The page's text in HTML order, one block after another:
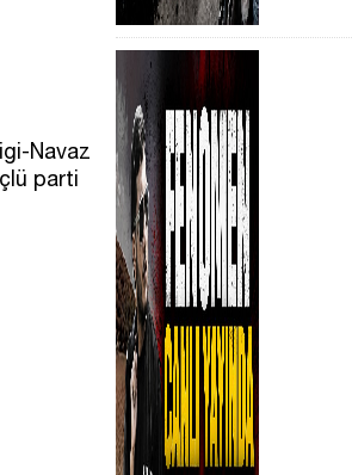
Navaz
parti